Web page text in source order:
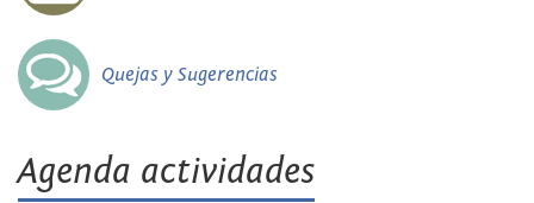
Quejas y Sugerencias
Agenda actividades